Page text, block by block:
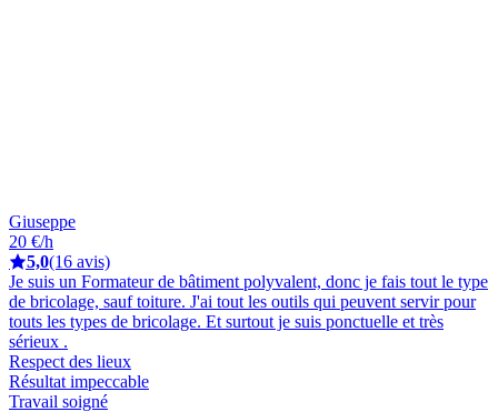
Giuseppe
20 €/h
5,0(16 avis)
Je suis un Formateur de bâtiment polyvalent, donc je fais tout le type
de bricolage, sauf toiture. J'ai tout les outils qui peuvent servir pour
touts les types de bricolage. Et surtout je suis ponctuelle et très
sérieux .
Respect des lieux
Résultat impeccable
Travail soigné